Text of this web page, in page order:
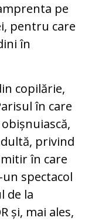
pe
pentru care
în
copilărie,
în care
privind
în care
spectacol
de la
și, mai ales,